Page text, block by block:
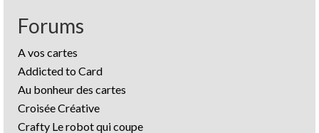
Forums
A vos cartes
Addicted to Card
Au bonheur des cartes
Croisée Créative
Crafty Le robot qui coupe